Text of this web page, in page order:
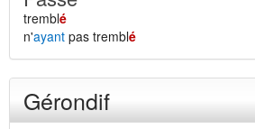
tremblé
n'ayant pas tremblé
Gérondif